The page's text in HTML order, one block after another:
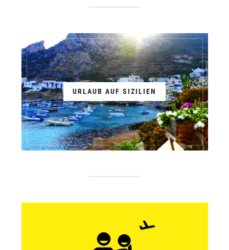
URLAUB AUF SIZILIEN